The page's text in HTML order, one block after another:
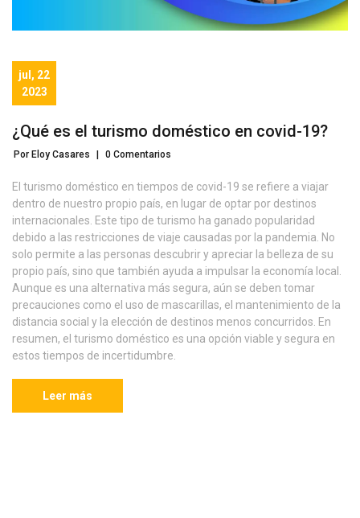
jul, 22
2023
¿Qué es el turismo doméstico en covid-19?
Por Eloy Casares 0 Comentarios
El turismo doméstico en tiempos de covid-19 se refiere a viajar
dentro de nuestro propio país, en lugar de optar por destinos
internacionales. Este tipo de turismo ha ganado popularidad
debido a las restricciones de viaje causadas por la pandemia. No
solo permite a las personas descubrir y apreciar la belleza de su
propio país, sino que también ayuda a impulsar la economía local.
Aunque es una alternativa más segura, aún se deben tomar
precauciones como el uso de mascarillas, el mantenimiento de la
distancia social y la elección de destinos menos concurridos. En
resumen, el turismo doméstico es una opción viable y segura en
estos tiempos de incertidumbre.
Leer más